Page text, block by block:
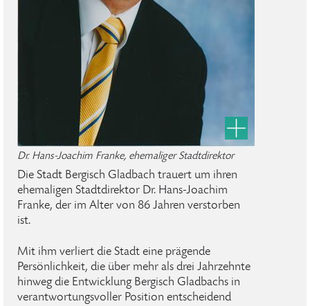
Dr. Hans-Joachim Franke, ehemaliger Stadtdirektor
Die Stadt Bergisch Gladbach trauert um ihren
ehemaligen Stadtdirektor Dr. Hans-Joachim
Franke, der im Alter von 86 Jahren verstorben
ist.
Mit ihm verliert die Stadt eine prägende
Persönlichkeit, die über mehr als drei Jahrzehnte
hinweg die Entwicklung Bergisch Gladbachs in
verantwortungsvoller Position entscheidend